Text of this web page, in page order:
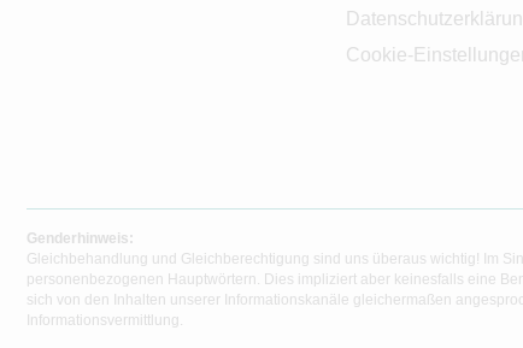
Cookie-
Genderhinweis:
Gleichbehandlung und Gleichberechtigung sind uns überaus wichtig! Im
personenbezogenen Hauptwörtern. Dies impliziert aber keinesfalls eine
sich von den Inhalten unserer Informationskanäle gleichermaßen
Informationsvermittlung.